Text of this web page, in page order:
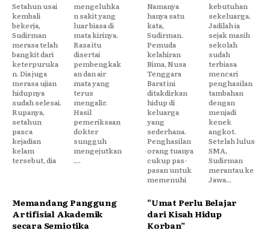
Setahun usai
kembali
bekerja,
Sudirman
merasa telah
bangkit dari
keterpuruka
n. Dia juga
merasa ujian
hidupnya
sudah selesai.
Rupanya,
setahun
pasca
kejadian
kelam
tersebut, dia
mengeluhka
n sakit yang
luar biasa di
mata kirinya.
Rasa itu
disertai
pembengkak
an dan air
mata yang
terus
mengalir.
Hasil
pemeriksaan
dokter
sungguh
mengejutkan
....
Namanya
hanya satu
kata,
Sudirman.
Pemuda
kelahiran
Bima, Nusa
Tenggara
Barat ini
ditakdirkan
hidup di
keluarga
yang
sederhana.
Penghasilan
orang tuanya
cukup pas-
pasan untuk
memenuhi
kebutuhan
sekeluarga.
Jadilah ia
sejak masih
sekolah
sudah
terbiasa
mencari
penghasilan
tambahan
dengan
menjadi
kenek
angkot.
Setelah lulus
SMA,
Sudirman
merantau ke
Jawa...
Memandang Panggung
Artifisial Akademik
secara Semiotika
“Umat Perlu Belajar
dari Kisah Hidup
Korban”